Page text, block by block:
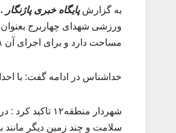
به گزارشپایگاه خبری پاژنگار
مساحت دارد و برای اجرای آن ۲۰۸ میلیارد ریال اعتبار پیش بینی شده است.
خداشناس در ادامه گفت: با
شهردار
سلامت و چند زمین دیگر